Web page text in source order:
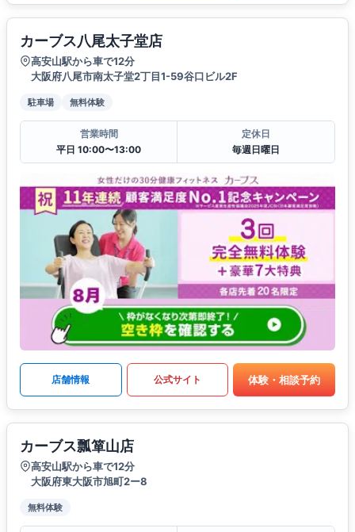
カーブス八尾太子堂店
高安山駅から車で12分
大阪府八尾市南太子堂2丁目1-59谷口ビル2F
駐車場 無料体験
営業時間
平日 10:00〜13:00
定休日
毎週日曜日
店舗情報 公式サイト 体験・相談予約
カーブス瓢箪山店
高安山駅から車で12分
大阪府東大阪市旭町2ー8
無料体験